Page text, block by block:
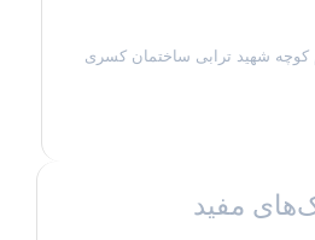
شهید ترابی ساختمان کسری
مفید